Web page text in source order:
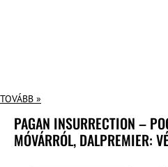
TOVÁBB »
PAGAN INSURRECTION –
MÓVÁRRÓL, DALPREMIER: